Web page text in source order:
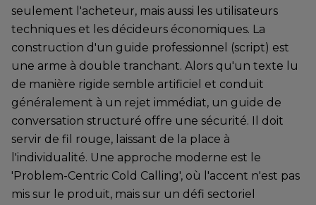
seulement l'acheteur, mais aussi les utilisateurs
techniques et les décideurs économiques. La
construction d'un guide professionnel (script) est
une arme à double tranchant. Alors qu'un texte lu
de manière rigide semble artificiel et conduit
généralement à un rejet immédiat, un guide de
conversation structuré offre une sécurité. Il doit
servir de fil rouge, laissant de la place à
l'individualité. Une approche moderne est le
'Problem-Centric Cold Calling', où l'accent n'est pas
mis sur le produit, mais sur un défi sectoriel